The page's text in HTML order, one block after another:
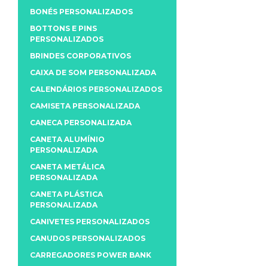
BONÉS PERSONALIZADOS
BOTTONS E PINS
PERSONALIZADOS
BRINDES CORPORATIVOS
CAIXA DE SOM PERSONALIZADA
CALENDÁRIOS PERSONALIZADOS
CAMISETA PERSONALIZADA
CANECA PERSONALIZADA
CANETA ALUMÍNIO
PERSONALIZADA
CANETA METÁLICA
PERSONALIZADA
CANETA PLÁSTICA
PERSONALIZADA
CANIVETES PERSONALIZADOS
CANUDOS PERSONALIZADOS
CARREGADORES POWER BANK